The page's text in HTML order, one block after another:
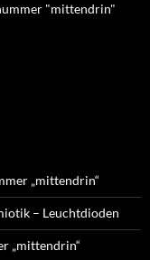
"mittendrin"
„mittendrin“
– Leuchtdioden
„mittendrin“